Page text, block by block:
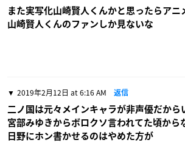
また実写化山崎賢人くんかと思ったらアニ
山崎賢人くんのファンしか見ないな
2019年2月12日 at 6:16 AM 返信
二ノ国は元々メインキャラが非声優だから
宮部みゆきからボロクソ言われてた頃から
日野にホン書かせるのはやめた方が